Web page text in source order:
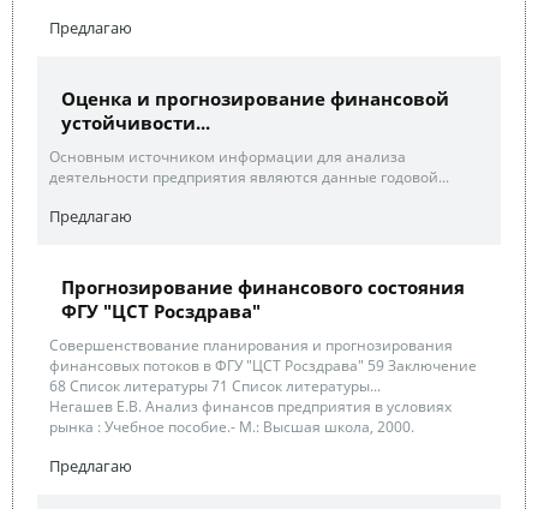
Предлагаю
Оценка и прогнозирование финансовой
устойчивости...
Основным источником информации для анализа
деятельности предприятия являются данные годовой...
Предлагаю
Прогнозирование финансового состояния
ФГУ "ЦСТ Росздрава"
Совершенствование планирования и прогнозирования
финансовых потоков в ФГУ "ЦСТ Росздрава" 59 Заключение
68 Список литературы 71 Список литературы...
Негашев Е.В. Анализ финансов предприятия в условиях
рынка : Учебное пособие.- М.: Высшая школа, 2000.
Предлагаю